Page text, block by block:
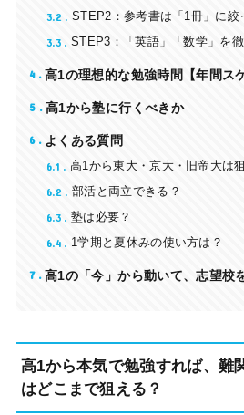
3.2
STEP2：参考書は「1冊」に絞
3.3
STEP3：「英語」「数学」を
4 高1の理想的な勉強時間【年間ス
5 高1から塾に行くべきか
6 よくある質問
6.1
高1から東大・京大・旧帝大は
6.2
部活と両立できる？
6.3
塾は必要？
6.4
1学期と夏休みの使い方は？
7 高1の「今」から動いて、志望校
高1から本気で勉強すれば、難
はどこまで狙える？